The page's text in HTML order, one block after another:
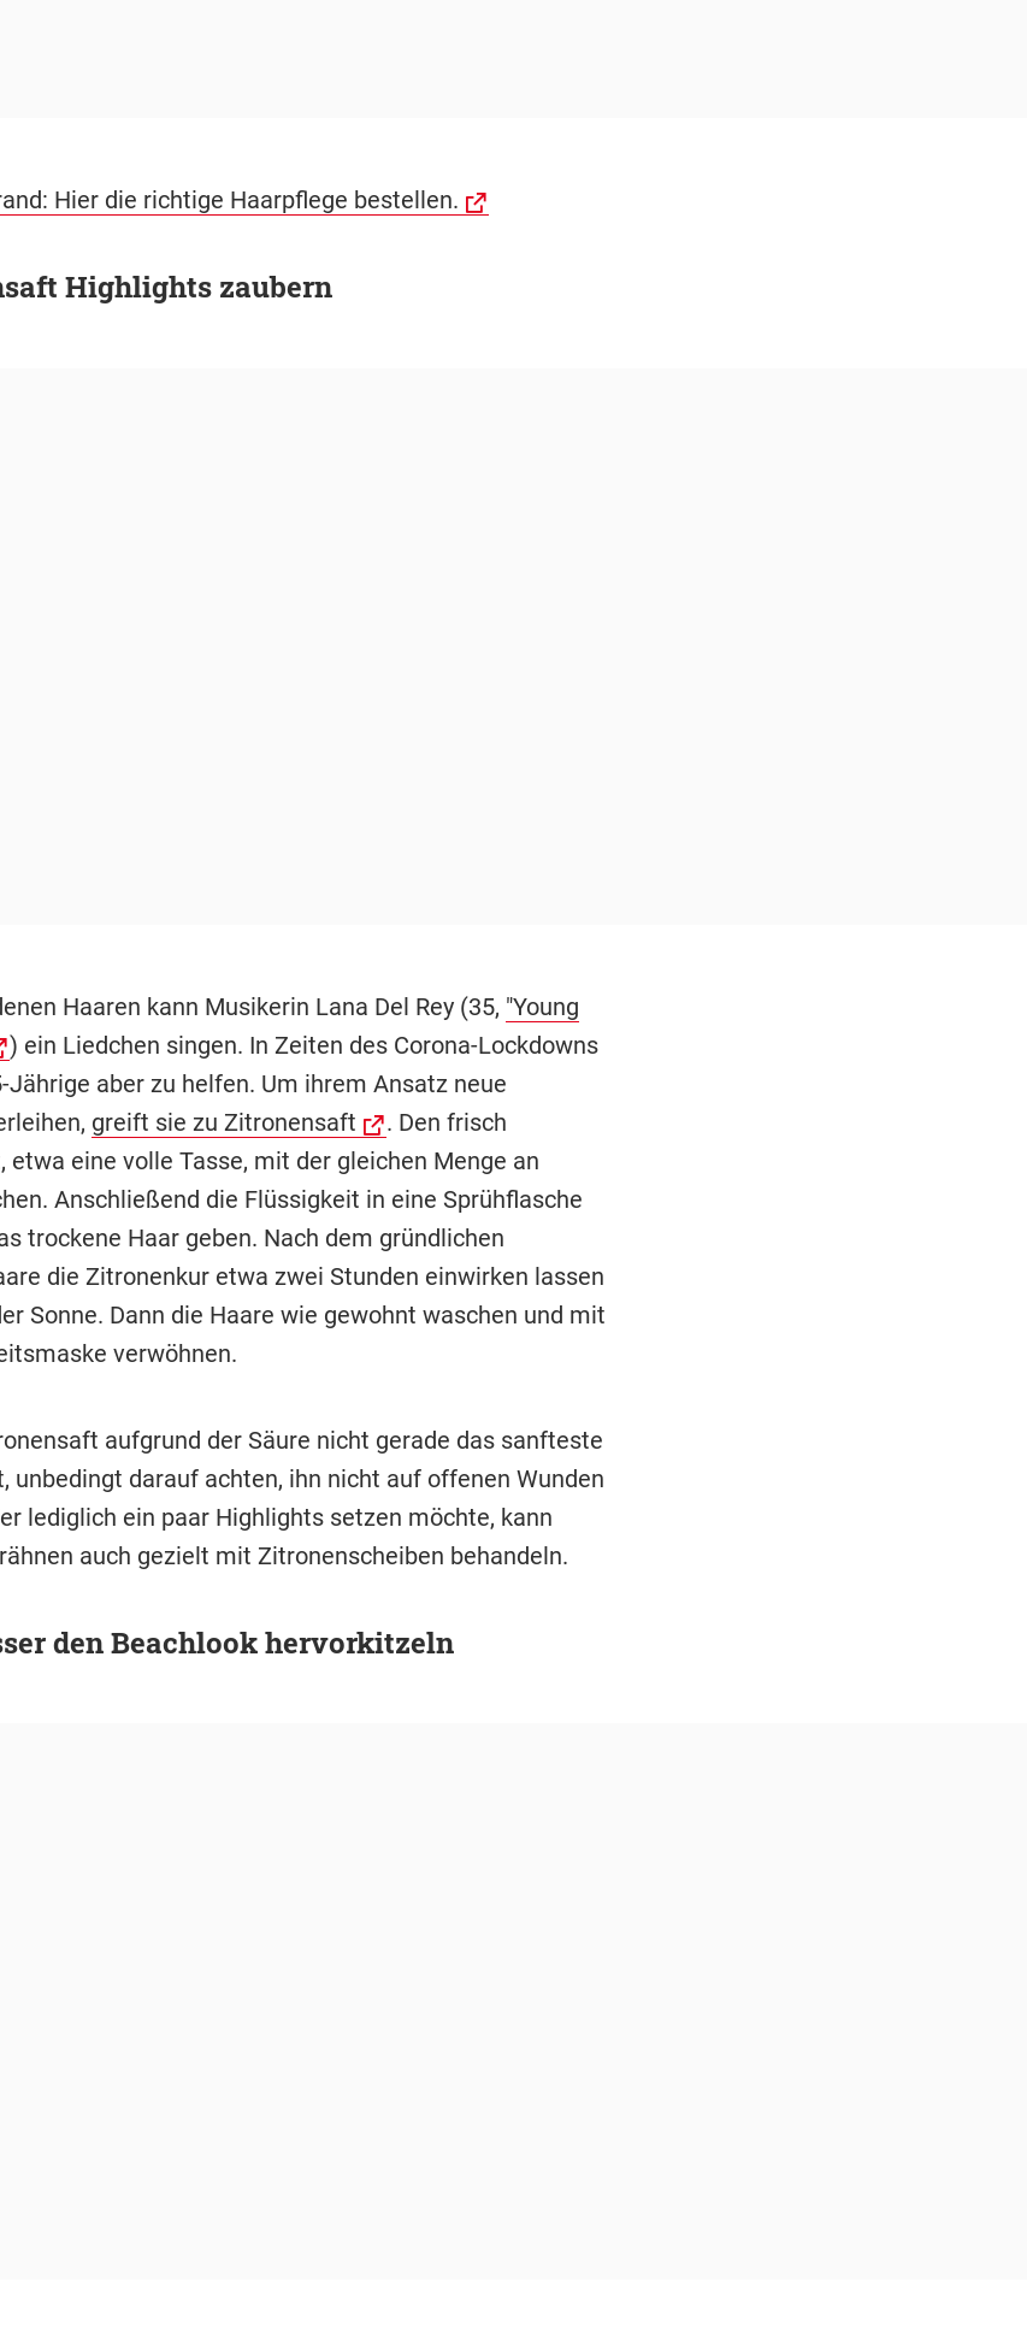
Hier die richtige Haarpflege bestellen.
Highlights zaubern
Haaren kann Musikerin Lana Del Rey (35, "Young
) ein Liedchen singen. In Zeiten des Corona-Lockdowns
Jährige aber zu helfen. Um ihrem Ansatz neue
greift sie zu Zitronensaft
. Den frisch
etwa eine volle Tasse, mit der gleichen Menge an
Anschließend die Flüssigkeit in eine Sprühflasche
trockene Haar geben. Nach dem gründlichen
die Zitronenkur etwa zwei Stunden einwirken lassen
Sonne. Dann die Haare wie gewohnt waschen und mit
verwöhnen.
aufgrund der Säure nicht gerade das sanfteste
unbedingt darauf achten, ihn nicht auf offenen Wunden
lediglich ein paar Highlights setzen möchte, kann
auch gezielt mit Zitronenscheiben behandeln.
den Beachlook hervorkitzeln